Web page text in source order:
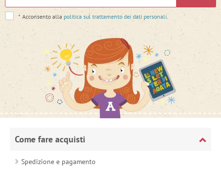
* Acconsento alla politica sul trattamento dei dati personali
Come fare acquisti
Spedizione e pagamento